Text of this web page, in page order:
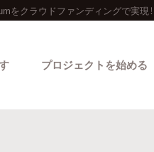
をクラウドファンディングで実現！
プロジェクトを始める